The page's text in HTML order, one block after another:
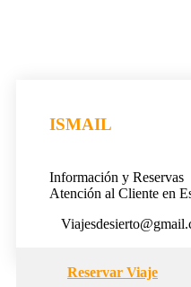
ISMAIL
Información y Reservas
Atención al Cliente en
Reservar Viaje